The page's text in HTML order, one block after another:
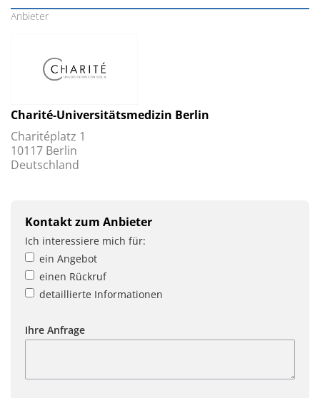
Anbieter
Charité-Universitätsmedizin Berlin
Charitéplatz 1
10117 Berlin
Deutschland
Kontakt zum Anbieter
Ich interessiere mich für:
ein Angebot
einen Rückruf
detaillierte Informationen
Ihre Anfrage